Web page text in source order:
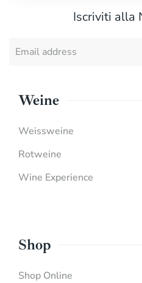
Iscriviti alla
Weine
Weissweine
Rotweine
Wine Experience
Shop
Shop Online